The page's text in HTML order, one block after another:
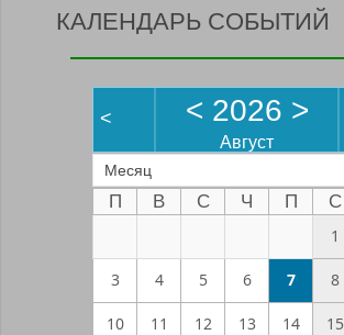
КАЛЕНДАРЬ СОБЫТИЙ
< < 2026 >
Август
Месяц
П В С Ч П С
1
3 4 5 6 7 8
10 11 12 13 14 15